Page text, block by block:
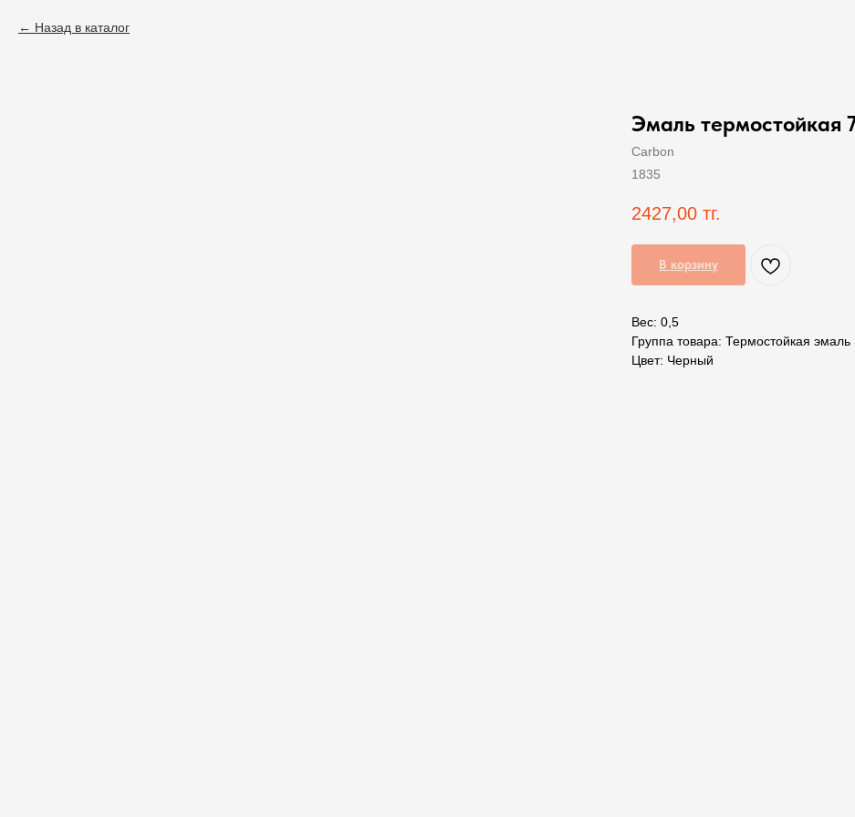
Назад в каталог
Эмаль термостойкая
Carbon
1835
2427,00 тг.
В корзину
Вес: 0,5
Группа товара: Термостойкая эмаль
Цвет: Черный